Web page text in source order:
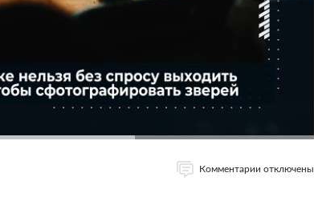
Комментарии отключены